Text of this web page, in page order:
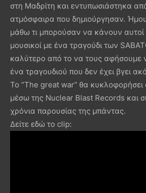
στη Μαδρίτη και εντυπωσιάστηκα
ατμόσφαιρα που δημιούργησαν.
μάθω τι μπορούσαν να κάνουν αυτοί
μουσικοί με ένα τραγούδι των
καλύτερο από το να τους αφήσουμε
ένα τραγουδιού που δεν έχει βγει
Το “The great war” θα κυκλοφορήσει
μέσω της Nuclear Blast Records και
χρόνια παρουσίας της μπάντας.
Δείτε εδώ το clip: